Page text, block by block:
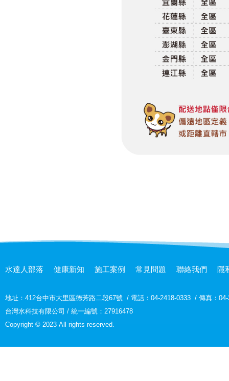
水達人部落 健康新知 施工案例 常見問題 聯絡我們 隱
地址： 412台中市大里區德芳路二段67號 / 電話：04-2418-0333 / 傳真：
台灣水科技有限公司 / 統一編號：27916478
Copyright © 2023 All rights reserved.